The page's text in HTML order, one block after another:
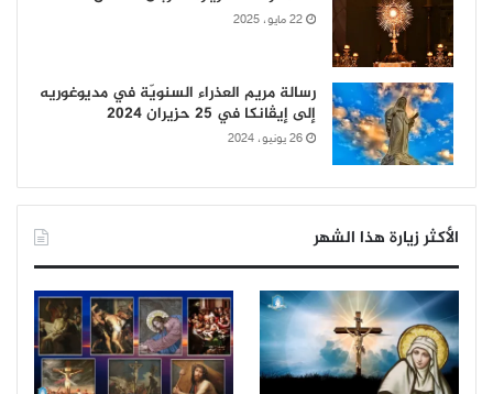
22 مايو، 2025
رسالة مريم العذراء السنويّة في مديوغوريه
إلى إيڤانكا في 25 حزيران 2024
26 يونيو، 2024
الأكثر زيارة هذا الشهر